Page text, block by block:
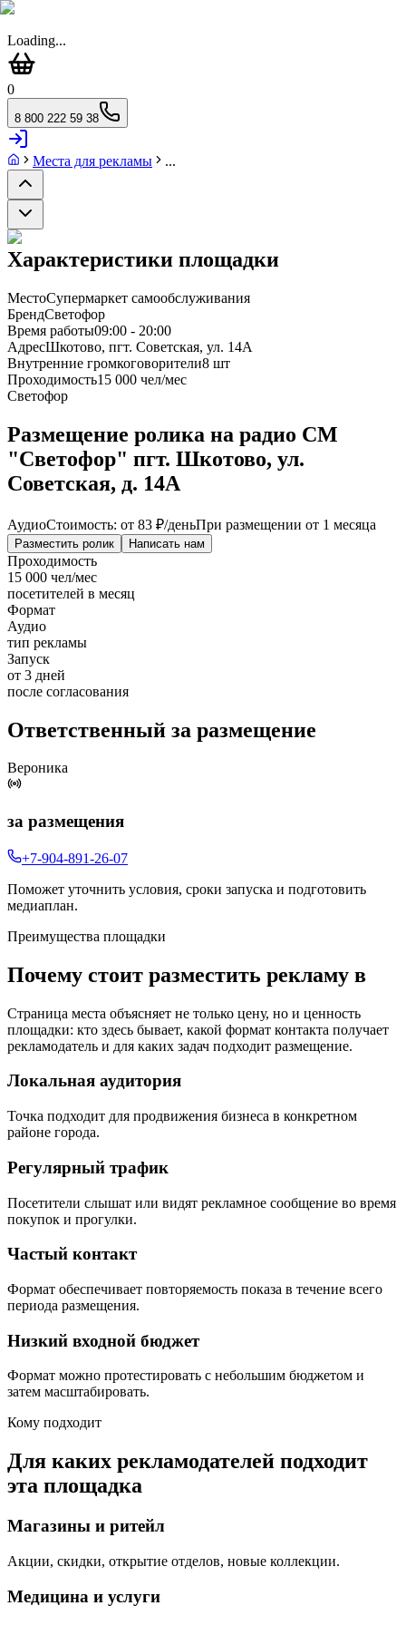
Loading...
0
8 800 222 59 38
Места для рекламы ...
Характеристики площадки
МестоСупермаркет самообслуживания
БрендСветофор
Время работы09:00 - 20:00
АдресШкотово, пгт. Советская, ул. 14А
Внутренние громкоговорители8 шт
Проходимость15 000 чел/мес
Светофор
Размещение ролика на радио СМ
"Светофор" пгт. Шкотово, ул.
Советская, д. 14А
АудиоСтоимость: от 83 ₽/деньПри размещении от 1 месяца
Разместить ролик Написать нам
Проходимость
15 000 чел/мес
посетителей в месяц
Формат
Аудио
тип рекламы
Запуск
от 3 дней
после согласования
Ответственный за размещение
Вероника
за размещения
+7-904-891-26-07
Поможет уточнить условия, сроки запуска и подготовить
медиаплан.
Преимущества площадки
Почему стоит разместить рекламу в
Страница места объясняет не только цену, но и ценность
площадки: кто здесь бывает, какой формат контакта получает
рекламодатель и для каких задач подходит размещение.
Локальная аудитория
Точка подходит для продвижения бизнеса в конкретном
районе города.
Регулярный трафик
Посетители слышат или видят рекламное сообщение во время
покупок и прогулки.
Частый контакт
Формат обеспечивает повторяемость показа в течение всего
периода размещения.
Низкий входной бюджет
Формат можно протестировать с небольшим бюджетом и
затем масштабировать.
Кому подходит
Для каких рекламодателей подходит
эта площадка
Магазины и ритейл
Акции, скидки, открытие отделов, новые коллекции.
Медицина и услуги